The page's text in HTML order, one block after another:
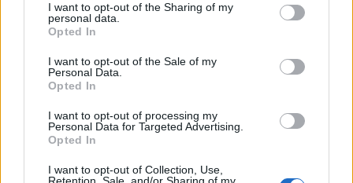
not limited to your visit or usage behaviour. You may click to
grant or deny consent to Google and its third-party tags to
use your data for below specified purposes in below Google
consent section.
I want to opt-out of the Sharing of my
personal data.
Opted In
I want to opt-out of the Sale of my
Personal Data.
Opted In
I want to opt-out of processing my
Personal Data for Targeted Advertising.
Opted In
I want to opt-out of Collection, Use,